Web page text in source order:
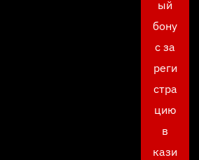
ый
бону
с за
реги
стра
цию
в
кази